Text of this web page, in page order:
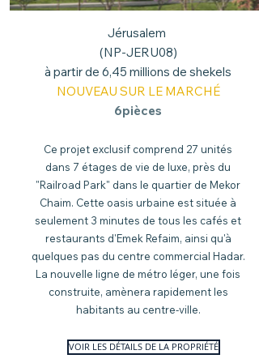
Jérusalem
(NP-JERU08)
à partir de 6,45 millions de shekels
NOUVEAU SUR LE MARCHÉ
6pièces
Ce projet exclusif comprend 27 unités
dans 7 étages de vie de luxe, près du
"Railroad Park" dans le quartier de Mekor
Chaim. Cette oasis urbaine est située à
seulement 3 minutes de tous les cafés et
restaurants d'Emek Refaim, ainsi qu'à
quelques pas du centre commercial Hadar.
La nouvelle ligne de métro léger, une fois
construite, amènera rapidement les
habitants au centre-ville.
VOIR LES DÉTAILS DE LA PROPRIÉTÉ